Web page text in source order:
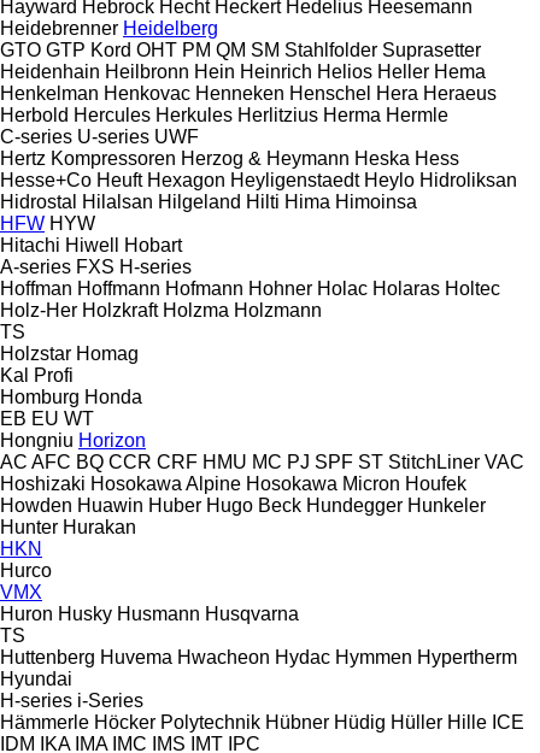
Hayward Hebrock Hecht Heckert Hedelius Heesemann
Heidebrenner Heidelberg
GTO GTP Kord OHT PM QM SM Stahlfolder Suprasetter
Heidenhain Heilbronn Hein Heinrich Helios Heller Hema
Henkelman Henkovac Henneken Henschel Hera Heraeus
Herbold Hercules Herkules Herlitzius Herma Hermle
C-series U-series UWF
Hertz Kompressoren Herzog & Heymann Heska Hess
Hesse+Co Heuft Hexagon Heyligenstaedt Heylo Hidroliksan
Hidrostal
Hilalsan Hilgeland Hilti Hima Himoinsa
HFW HYW
Hitachi Hiwell
Hobart
A-series FXS H-series
Hoffman Hoffmann Hofmann Hohner Holac Holaras Holtec
Holz-Her Holzkraft Holzma Holzmann
TS
Holzstar Homag
Kal
Profi
Homburg Honda
EB EU WT
Hongniu Horizon
AC AFC BQ CCR CRF HMU MC PJ SPF ST StitchLiner VAC
Hoshizaki Hosokawa Alpine Hosokawa Micron Houfek
Howden Huawin Huber Hugo Beck Hundegger Hunkeler
Hunter Hurakan
HKN
Hurco
VMX
Huron Husky Husmann Husqvarna
TS
Huttenberg Huvema Hwacheon Hydac Hymmen Hypertherm
Hyundai
H-series i-Series
Hämmerle Höcker Polytechnik Hübner Hüdig Hüller Hille ICE
IDM
IKA IMA IMC IMS IMT IPC